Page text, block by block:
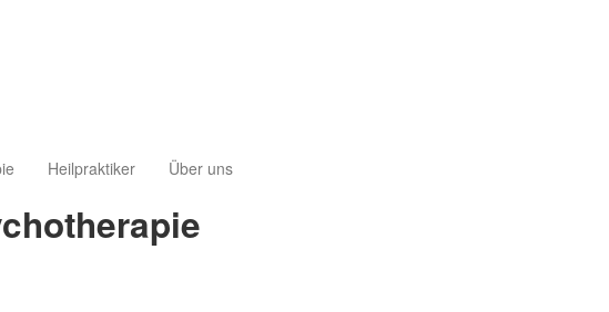
Heilpraktiker Über uns